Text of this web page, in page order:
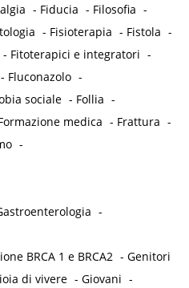
- Fiducia - Filosofia -
- Fisioterapia - Fistola -
- Fitoterapici e integratori -
- Fluconazolo -
sociale - Follia -
medica - Frattura -
-
-
BRCA 1 e BRCA2 -Genitori
di vivere -Giovani -